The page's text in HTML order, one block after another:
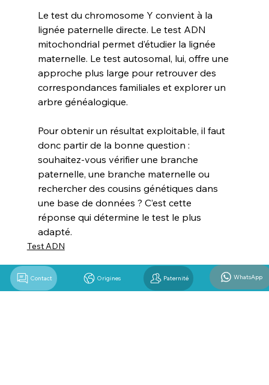
Le test du chromosome Y convient à la
lignée paternelle directe. Le test ADN
mitochondrial permet d’étudier la lignée
maternelle. Le test autosomal, lui, offre une
approche plus large pour retrouver des
correspondances familiales et explorer un
arbre généalogique.
Pour obtenir un résultat exploitable, il faut
donc partir de la bonne question :
souhaitez-vous vérifier une branche
paternelle, une branche maternelle ou
rechercher des cousins génétiques dans
une base de données ? C’est cette
réponse qui détermine le test le plus
adapté.
Test ADN
Contact Origines Paternité WhatsApp